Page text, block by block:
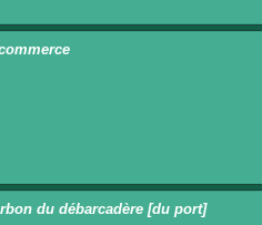
du débarcadère [du port]